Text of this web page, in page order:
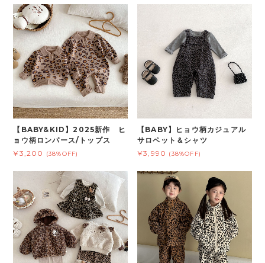
【BABY&KID】2025新作 ヒ
ョウ柄ロンパース/トップス
¥3,200
(38%OFF)
【BABY】ヒョウ柄カジュアル
サロペット＆シャツ
¥3,990 (38%OFF)